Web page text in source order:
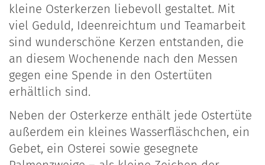
kleine Osterkerzen liebevoll gestaltet. Mit
viel Geduld, Ideenreichtum und Teamarbeit
sind wunderschöne Kerzen entstanden, die
an diesem Wochenende nach den Messen
gegen eine Spende in den Ostertüten
erhältlich sind.
Neben der Osterkerze enthält jede Ostertüte
außerdem ein kleines Wasserfläschchen, ein
Gebet, ein Osterei sowie gesegnete